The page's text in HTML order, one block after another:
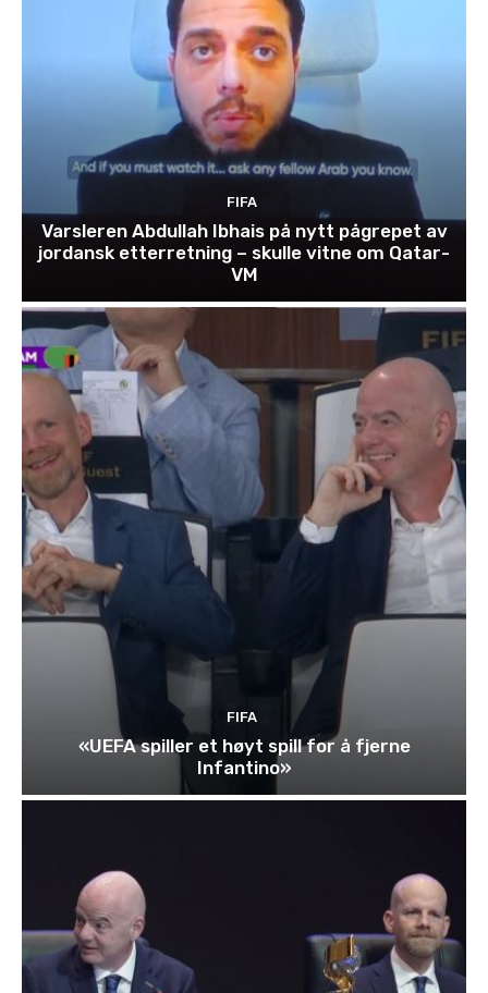
FIFA
Varsleren Abdullah Ibhais på nytt pågrepet av
jordansk etterretning – skulle vitne om Qatar-
VM
FIFA
«UEFA spiller et høyt spill for å fjerne
Infantino»